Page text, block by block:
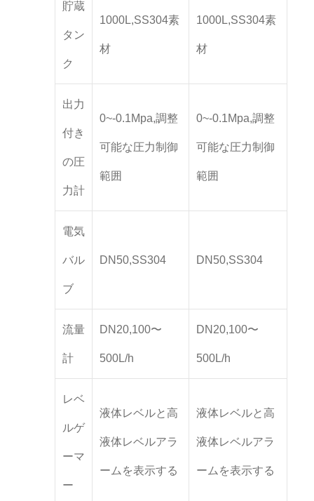
貯蔵
タン
ク
1000L,SS304素
材
1000L,SS304素
材
出力
付き
の圧
力計
0~-0.1Mpa,調整
可能な圧力制御
範囲
0~-0.1Mpa,調整
可能な圧力制御
範囲
電気
バル
ブ
DN50,SS304 DN50,SS304
流量
計
DN20,100〜
500L/h
DN20,100〜
500L/h
レベ
ルゲ
ーマ
ー
液体レベルと高
液体レベルアラ
ームを表示する
液体レベルと高
液体レベルアラ
ームを表示する